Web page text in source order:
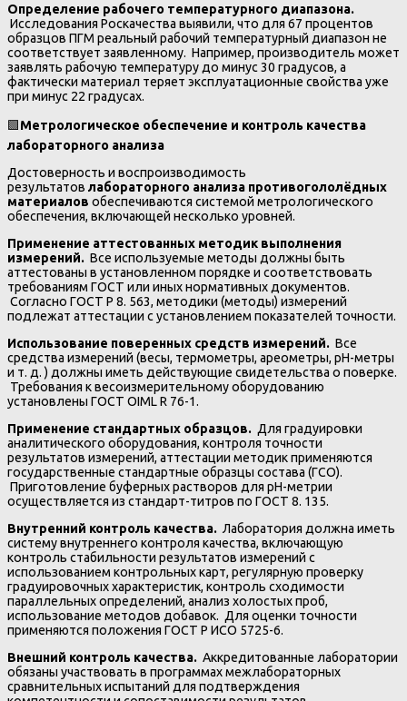
Определение рабочего температурного диапазона.
Исследования Роскачества выявили, что для 67 процентов
образцов ПГМ реальный рабочий температурный диапазон не
соответствует заявленному. Например, производитель может
заявлять рабочую температуру до минус 30 градусов, а
фактически материал теряет эксплуатационные свойства уже
при минус 22 градусах.
🟩Метрологическое обеспечение и контроль качества
лабораторного анализа
Достоверность и воспроизводимость
результатов лабораторного анализа противогололёдных
материалов обеспечиваются системой метрологического
обеспечения, включающей несколько уровней.
Применение аттестованных методик выполнения
измерений. Все используемые методы должны быть
аттестованы в установленном порядке и соответствовать
требованиям ГОСТ или иных нормативных документов.
Согласно ГОСТ Р 8. 563, методики (методы) измерений
подлежат аттестации с установлением показателей точности.
Использование поверенных средств измерений. Все
средства измерений (весы, термометры, ареометры, рН-метры
и т. д. ) должны иметь действующие свидетельства о поверке.
Требования к весоизмерительному оборудованию
установлены ГОСТ OIML R 76-1.
Применение стандартных образцов. Для градуировки
аналитического оборудования, контроля точности
результатов измерений, аттестации методик применяются
государственные стандартные образцы состава (ГСО).
Приготовление буферных растворов для рН-метрии
осуществляется из стандарт-титров по ГОСТ 8. 135.
Внутренний контроль качества. Лаборатория должна иметь
систему внутреннего контроля качества, включающую
контроль стабильности результатов измерений с
использованием контрольных карт, регулярную проверку
градуировочных характеристик, контроль сходимости
параллельных определений, анализ холостых проб,
использование методов добавок. Для оценки точности
применяются положения ГОСТ Р ИСО 5725-6.
Внешний контроль качества. Аккредитованные лаборатории
обязаны участвовать в программах межлабораторных
сравнительных испытаний для подтверждения